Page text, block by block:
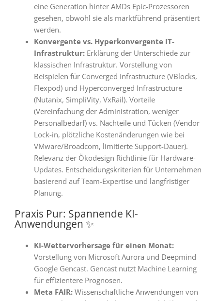
eine Generation hinter AMDs Epic-Prozessoren
gesehen, obwohl sie als marktführend präsentiert
werden.
Konvergente vs. Hyperkonvergente IT-
Infrastruktur:Erklärung der Unterschiede zur
klassischen Infrastruktur. Vorstellung von
Beispielen für Converged Infrastructure (VBlocks,
Flexpod) und Hyperconverged Infrastructure
(Nutanix, SimpliVity, VxRail). Vorteile
(Vereinfachung der Administration, weniger
Personalbedarf) vs. Nachteile und Tücken (Vendor
Lock-in, plötzliche Kostenänderungen wie bei
VMware/Broadcom, limitierte Support-Dauer).
Relevanz der Ökodesign Richtlinie für Hardware-
Updates. Entscheidungskriterien für Unternehmen
basierend auf Team-Expertise und langfristiger
Planung.
Praxis Pur: Spannende KI-
Anwendungen ✨
KI-Wettervorhersage für einen Monat:
Vorstellung von Microsoft Aurora und Deepmind
Google Gencast. Gencast nutzt Machine Learning
für effizientere Prognosen.
Meta FAIR:Wissenschaftliche Anwendungen von